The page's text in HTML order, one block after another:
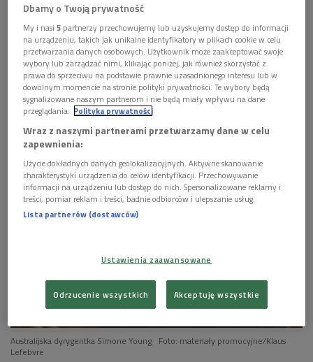
Ekspresjonizm, późny romantyzm i muzyczna
nowoczesność pierwszej połowy XX wieku spotkały
się w programie koncertu australijskiej dyrygentki
Simone Young. Podczas wieczoru zabrzmiały utwory
Antona Weberna, Albana Berga i Alexandra von
Zemlinsky’ego, kompozytorów związanych z
Wiedniem przełomu epok, poszukujących nowych
środków wyrazu i nowych brzmień. Dzieła wykonała
Orkiestra Symfoniczna Radia Bawarskiego.
Australijska dyrygentka Simone Young Foto: materiały promocyjne/Klaus
Lefebvre
Dbamy o Twoją prywatność
My i nasi5 partnerzy przechowujemy lub uzyskujemy dostęp do informacji
na urządzeniu, takich jak unikalne identyfikatory w plikach cookie w celu
przetwarzania danych osobowych. Użytkownik może zaakceptować swoje
wybory lub zarządzać nimi, klikając poniżej, jak również skorzystać z
prawa do sprzeciwu na podstawie prawnie uzasadnionego interesu lub w
dowolnym momencie na stronie polityki prywatności. Te wybory będą
sygnalizowane naszym partnerom i nie będą miały wpływu na dane
przeglądania. Polityka prywatności
Wraz z naszymi partnerami przetwarzamy dane w celu
zapewnienia:
Użycie dokładnych danych geolokalizacyjnych. Aktywne skanowanie
charakterystyki urządzenia do celów identyfikacji. Przechowywanie
informacji na urządzeniu lub dostęp do nich. Spersonalizowane reklamy i
treści, pomiar reklam i treści, badnie odbiorców i ulepszanie usług.
Lista partnerów (dostawców)
Ustawienia zaawansowane
Odrzucenie wszystkich Akceptuję wszystkie